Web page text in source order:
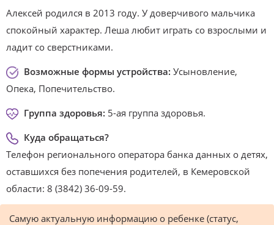
Алексей родился в 2013 году. У доверчивого мальчика
спокойный характер. Леша любит играть со взрослыми и
ладит со сверстниками.
Возможные формы устройства: Усыновление,
Опека, Попечительство.
Группа здоровья: 5-ая группа здоровья.
Куда обращаться?
Телефон регионального оператора банка данных о детях,
оставшихся без попечения родителей, в Кемеровской
области: 8 (3842) 36-09-59.
Самую актуальную информацию о ребенке (статус,